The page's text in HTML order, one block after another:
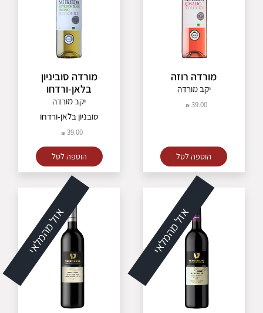
מורדה רוזה
יקב מורדה
39.00
הוספה לסל
מורדה סוביניון
בלאן-ורדחו
יקב מורדה
סובניון בלאן-ורדחו
39.00
הוספה לסל
אזל מהמלאי אזל מהמלאי